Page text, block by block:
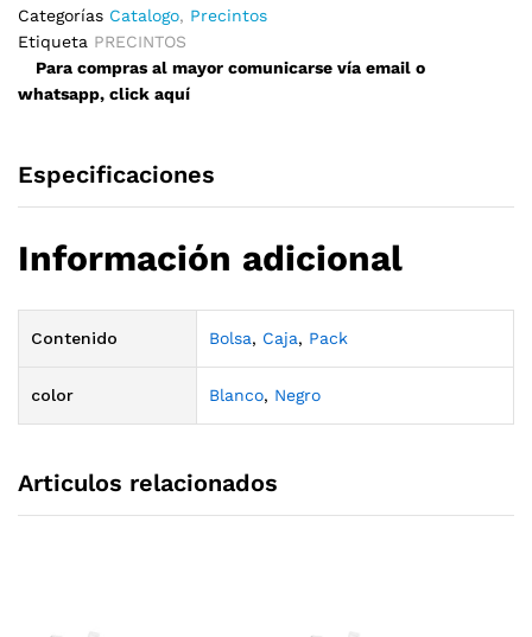
Categorías Catalogo, Precintos
Etiqueta PRECINTOS
Para compras al mayor comunicarse vía email o
whatsapp, click aquí
Especificaciones
Información adicional
Contenido Bolsa, Caja, Pack
color Blanco, Negro
Articulos relacionados